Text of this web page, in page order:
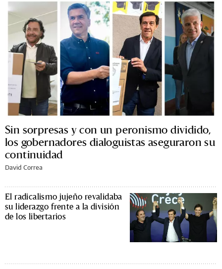
Sin sorpresas y con un peronismo dividido,
los gobernadores dialoguistas aseguraron su
continuidad
David Correa
El radicalismo jujeño revalidaba
su liderazgo frente a la división
de los libertarios